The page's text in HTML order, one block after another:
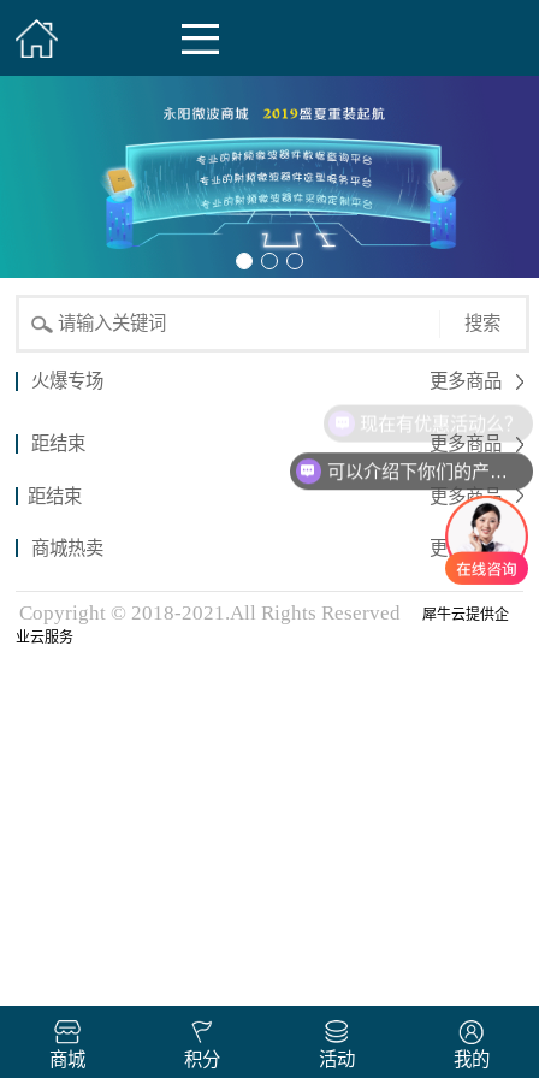
搜索
火爆专场 更多商品
距结束 更多商品
距结束 更多商品
商城热卖 更多商品
Copyright © 2018-2021.All Rights Reserved
犀牛云提供企
业云服务
商城 积分 活动 我的
现在有优惠活动么？